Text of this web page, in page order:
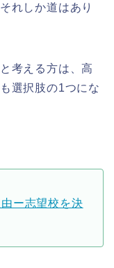
れしか道はあり
考える方は、高
選択肢の1つにな
ー志望校を決